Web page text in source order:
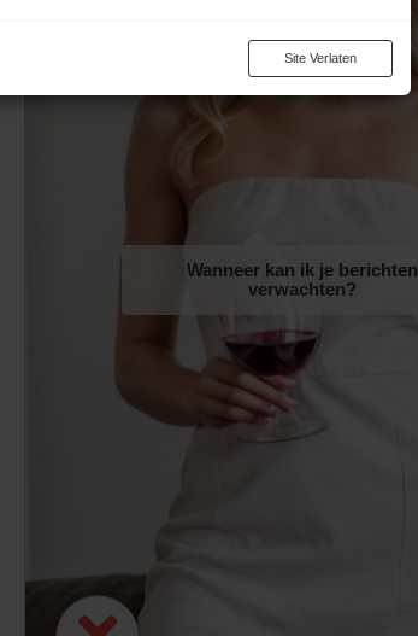
Wanneer kan ik je berichten
verwachten?
MAY OFFEND AND MAY NOT BE
GIVEN, LENT, SHOWN, PLAYED OR
OF 18 YEARS.
Site Verlaten